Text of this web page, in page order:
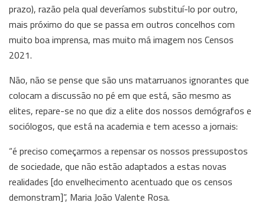
prazo), razão pela qual deveríamos substituí-lo por outro,
mais próximo do que se passa em outros concelhos com
muito boa imprensa, mas muito má imagem nos Censos
2021.
Não, não se pense que são uns matarruanos ignorantes que
colocam a discussão no pé em que está, são mesmo as
elites, repare-se no que diz a elite dos nossos demógrafos e
sociólogos, que está na academia e tem acesso a jornais:
“é preciso começarmos a repensar os nossos pressupostos
de sociedade, que não estão adaptados a estas novas
realidades [do envelhecimento acentuado que os censos
demonstram]”, Maria João Valente Rosa.